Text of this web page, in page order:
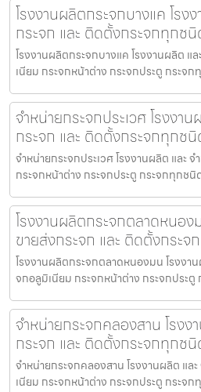
โรงงานผลิตกระจกบางแค โรง
กระจก และ ติดตั้งกระจกทุกช
โรงงานผลิตกระจกบางแค โรงงานผลิต แ
เนียม กระจกหน้าต่าง กระจกประตู กระจก
จำหน่ายกระจกประเวศ โรงงา
กระจก และ ติดตั้งกระจกทุกช
จำหน่ายกระจกประเวศ โรงงานผลิต และ
กระจกหน้าต่าง กระจกประตู กระจกทุกชนิ
โรงงานผลิตกระจกตลาดหนอง
ขายส่งกระจก และ ติดตั้งกระ
โรงงานผลิตกระจกตลาดหนองมน โรงงา
จกอลูมิเนียม กระจกหน้าต่าง กระจกประ
จำหน่ายกระจกคลองสาน โรง
กระจก และ ติดตั้งกระจกทุกช
จำหน่ายกระจกคลองสาน โรงงานผลิต แล
เนียม กระจกหน้าต่าง กระจกประตู กระจ